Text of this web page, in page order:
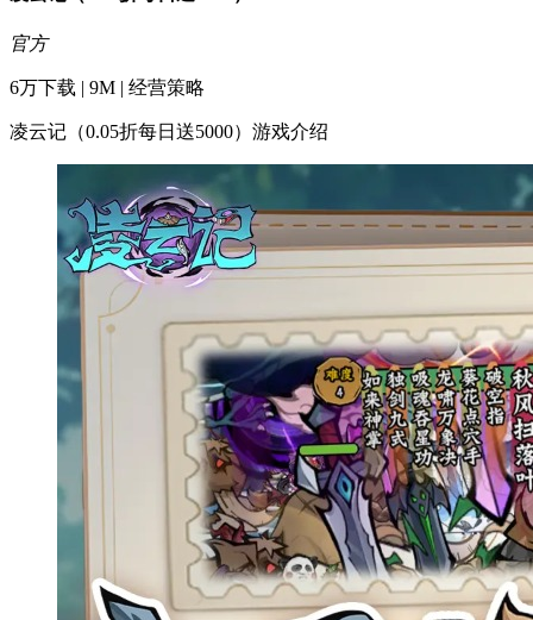
官方
6万下载 | 9M | 经营策略
凌云记（0.05折每日送5000）游戏介绍